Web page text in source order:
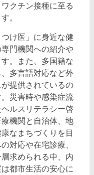
クチン接種に至る
。
け医」に身近な健
門機関への紹介や
。また、多国籍な
多言語対応など外
提供されているの
災害時や感染症流
ルスリテラシー啓
機関と自治体、地
なまちづくりを目
対応や在宅診療、
求められる中、内
都市生活の安心に